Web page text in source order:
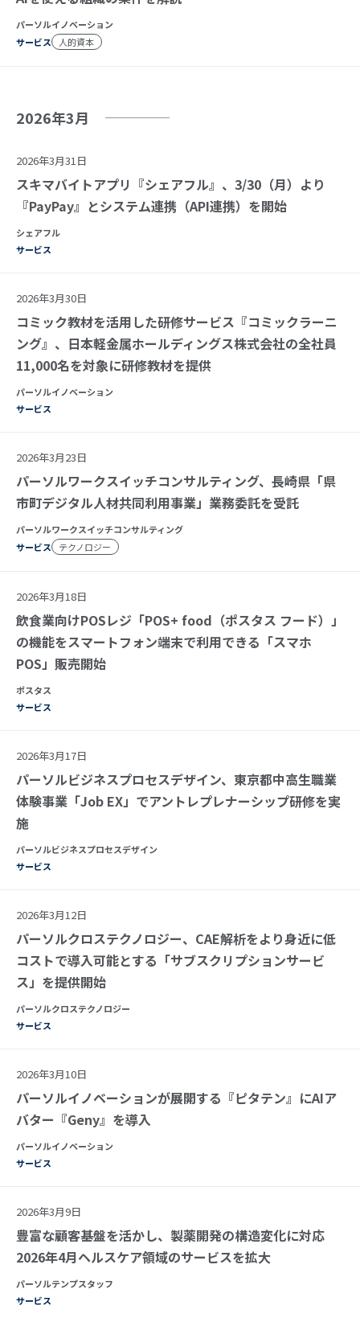
パーソルイノベーション
サービス
人的資本
2026年3月
2026年3月31日
スキマバイトアプリ『シェアフル』、3/30（月）より
『PayPay』とシステム連携（API連携）を開始
シェアフル
サービス
2026年3月30日
コミック教材を活用した研修サービス『コミックラーニ
ング』、日本軽金属ホールディングス株式会社の全社員
11,000名を対象に研修教材を提供
パーソルイノベーション
サービス
2026年3月23日
パーソルワークスイッチコンサルティング、長崎県「県
市町デジタル人材共同利用事業」業務委託を受託
パーソルワークスイッチコンサルティング
サービス
テクノロジー
2026年3月18日
飲食業向けPOSレジ「POS+ food（ポスタス フード）」
の機能をスマートフォン端末で利用できる「スマホ
POS」販売開始
ポスタス
サービス
2026年3月17日
パーソルビジネスプロセスデザイン、東京都中高生職業
体験事業「Job EX」でアントレプレナーシップ研修を実
施
パーソルビジネスプロセスデザイン
サービス
2026年3月12日
パーソルクロステクノロジー、CAE解析をより身近に低
コストで導入可能とする「サブスクリプションサービ
ス」を提供開始
パーソルクロステクノロジー
サービス
2026年3月10日
パーソルイノベーションが展開する『ピタテン』にAIア
バター『Geny』を導入
パーソルイノベーション
サービス
2026年3月9日
豊富な顧客基盤を活かし、製薬開発の構造変化に対応
2026年4月ヘルスケア領域のサービスを拡大
パーソルテンプスタッフ
サービス